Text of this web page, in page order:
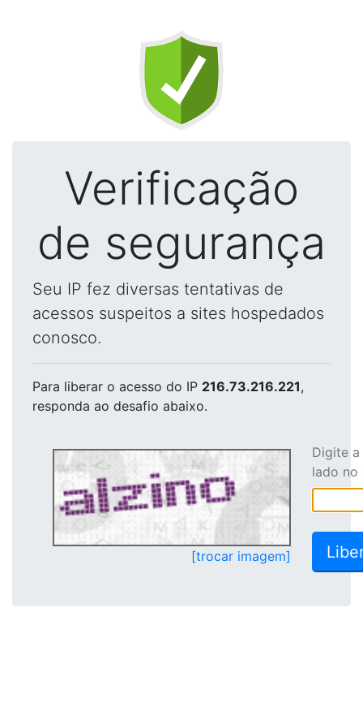
Verificação
de segurança
Seu IP fez diversas tentativas de
acessos suspeitos a sites hospedados
conosco.
Para liberar o acesso do IP 216.73.216.221,
responda ao desafio abaixo.
[trocar imagem]
Digite
lado no